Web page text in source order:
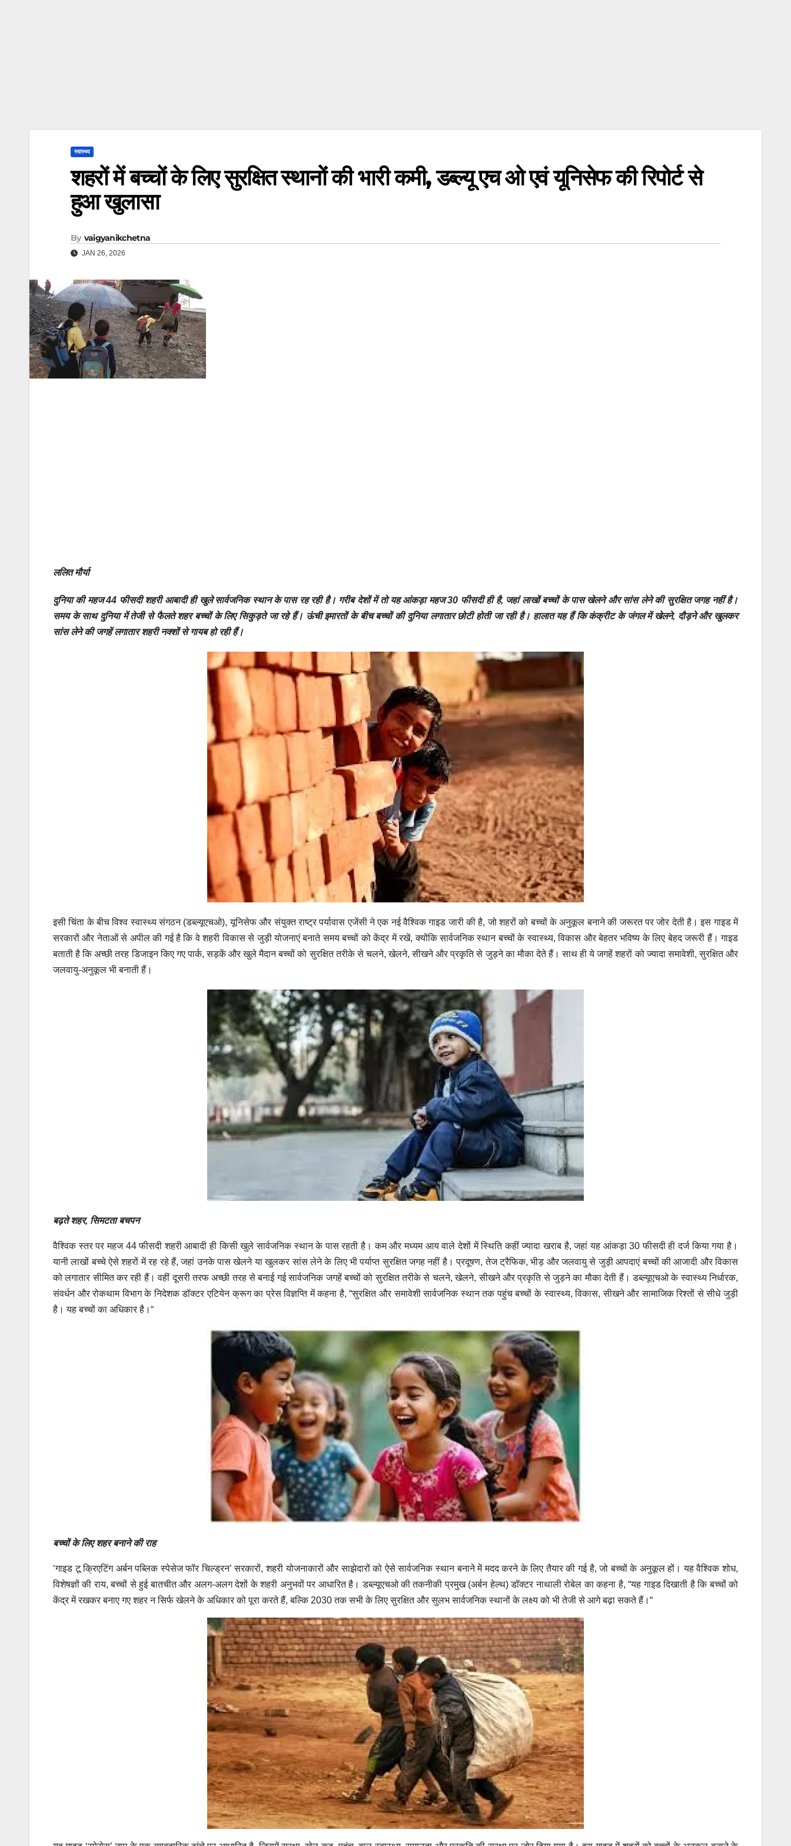
स्वास्थ्य
शहरों में बच्चों के लिए सुरक्षित स्थानों की भारी कमी, डब्ल्यू एच ओ एवं यूनिसेफ की रिपोर्ट से
हुआ खुलासा
By vaigyanikchetna
JAN 26, 2026
ललित मौर्या
दुनिया की महज 44 फीसदी शहरी आबादी ही खुले सार्वजनिक स्थान के पास रह रही है। गरीब देशों में तो यह आंकड़ा महज 30 फीसदी ही है, जहां लाखों बच्चों के पास खेलने और सांस लेने की सुरक्षित जगह नहीं है।
समय के साथ दुनिया में तेजी से फैलते शहर बच्चों के लिए सिकुड़ते जा रहे हैं। ऊंची इमारतों के बीच बच्चों की दुनिया लगातार छोटी होती जा रही है। हालात यह हैं कि कंक्रीट के जंगल में खेलने, दौड़ने और खुलकर
सांस लेने की जगहें लगातार शहरी नक्शों से गायब हो रही हैं।
इसी चिंता के बीच विश्व स्वास्थ्य संगठन (डब्ल्यूएचओ), यूनिसेफ और संयुक्त राष्ट्र पर्यावास एजेंसी ने एक नई वैश्विक गाइड जारी की है, जो शहरों को बच्चों के अनुकूल बनाने की जरूरत पर जोर देती है। इस गाइड में
सरकारों और नेताओं से अपील की गई है कि वे शहरी विकास से जुड़ी योजनाएं बनाते समय बच्चों को केंद्र में रखें, क्योंकि सार्वजनिक स्थान बच्चों के स्वास्थ्य, विकास और बेहतर भविष्य के लिए बेहद जरूरी हैं।गाइड
बताती है कि अच्छी तरह डिजाइन किए गए पार्क, सड़कें और खुले मैदान बच्चों को सुरक्षित तरीके से चलने, खेलने, सीखने और प्रकृति से जुड़ने का मौका देते हैं। साथ ही ये जगहें शहरों को ज्यादा समावेशी, सुरक्षित और
जलवायु-अनुकूल भी बनाती हैं।
बढ़ते शहर, सिमटता बचपन
वैश्विक स्तर पर महज 44 फीसदी शहरी आबादी ही किसी खुले सार्वजनिक स्थान के पास रहती है। कम और मध्यम आय वाले देशों में स्थिति कहीं ज्यादा खराब है, जहां यह आंकड़ा 30 फीसदी ही दर्ज किया गया है।
यानी लाखों बच्चे ऐसे शहरों में रह रहे हैं, जहां उनके पास खेलने या खुलकर सांस लेने के लिए भी पर्याप्त सुरक्षित जगह नहीं है।प्रदूषण, तेज ट्रैफिक, भीड़ और जलवायु से जुड़ी आपदाएं बच्चों की आजादी और विकास
को लगातार सीमित कर रही हैं। वहीं दूसरी तरफ अच्छी तरह से बनाई गई सार्वजनिक जगहें बच्चों को सुरक्षित तरीके से चलने, खेलने, सीखने और प्रकृति से जुड़ने का मौका देती हैं। डब्ल्यूएचओ के स्वास्थ्य निर्धारक,
संवर्धन और रोकथाम विभाग के निदेशक डॉक्टर एटियेन क्रूग का प्रेस विज्ञप्ति में कहना है, “सुरक्षित और समावेशी सार्वजनिक स्थान तक पहुंच बच्चों के स्वास्थ्य, विकास, सीखने और सामाजिक रिश्तों से सीधे जुड़ी
है। यह बच्चों का अधिकार है।“
बच्चों के लिए शहर बनाने की राह
‘गाइड टू क्रिएटिंग अर्बन पब्लिक स्पेसेज फॉर चिल्ड्रन’ सरकारों, शहरी योजनाकारों और साझेदारों को ऐसे सार्वजनिक स्थान बनाने में मदद करने के लिए तैयार की गई है, जो बच्चों के अनुकूल हों। यह वैश्विक शोध,
विशेषज्ञों की राय, बच्चों से हुई बातचीत और अलग-अलग देशों के शहरी अनुभवों पर आधारित है।डब्ल्यूएचओ की तकनीकी प्रमुख (अर्बन हेल्थ) डॉक्टर नाथाली रोबेल का कहना है, “यह गाइड दिखाती है कि बच्चों को
केंद्र में रखकर बनाए गए शहर न सिर्फ खेलने के अधिकार को पूरा करते हैं, बल्कि 2030 तक सभी के लिए सुरक्षित और सुलभ सार्वजनिक स्थानों के लक्ष्य को भी तेजी से आगे बढ़ा सकते हैं।“